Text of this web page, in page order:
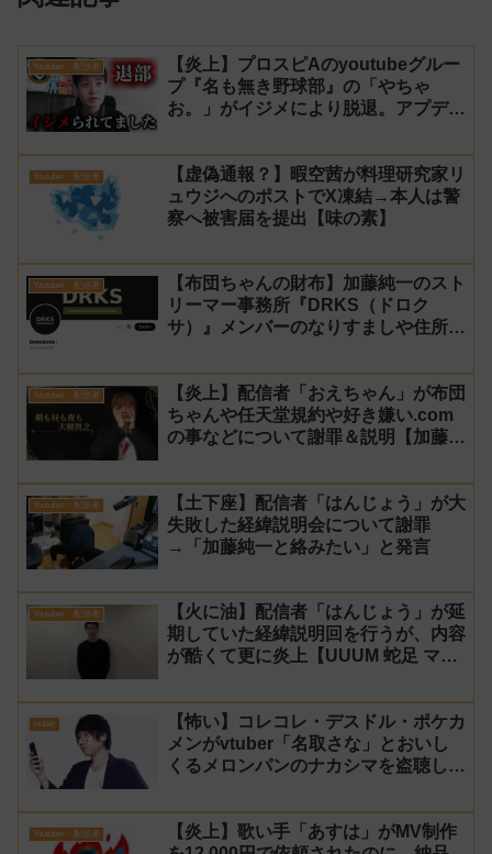
Youtuber・配信者
【炎上】プロスピAのyoutubeグルー
プ『名も無き野球部』の「やちゃ
お。」がイジメにより脱退。アプデの
VIPが事実無根だと否定
Youtuber・配信者
【虚偽通報？】暇空茜が料理研究家リ
ュウジへのポストでX凍結→本人は警
察へ被害届を提出【味の素】
Youtuber・配信者
【布団ちゃんの財布】加藤純一のスト
リーマー事務所『DRKS（ドロク
サ）』メンバーのなりすましや住所特
Youtuber・配信者
【炎上】配信者「おえちゃん」が布団
ちゃんや任天堂規約や好き嫌い.com
の事などについて謝罪＆説明【加藤純
Youtuber・配信者
【土下座】配信者「はんじょう」が大
失敗した経緯説明会について謝罪
→「加藤純一と絡みたい」と発言
Youtuber・配信者
【火に油】配信者「はんじょう」が延
期していた経緯説明回を行うが、内容
が酷くて更に炎上【UUUM 蛇足 マス
vtuber
【怖い】コレコレ・デスドル・ポケカ
メンがvtuber「名取さな」とおいし
くるメロンパンのナカシマを盗聴して
Youtuber・配信者
【炎上】歌い手「あすは」がMV制作